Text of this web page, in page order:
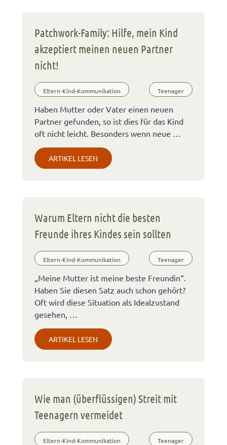
Patchwork-Family: Hilfe, mein Kind
akzeptiert meinen neuen Partner
nicht!
Eltern-Kind-Kommunikation Teenager
Haben Mutter oder Vater einen neuen
Partner gefunden, so ist dies für das Kind
oft nicht leicht. Besonders wenn neue …
ARTIKEL LESEN
Warum Eltern nicht die besten
Freunde ihres Kindes sein sollten
Eltern-Kind-Kommunikation Teenager
„Meine Mutter ist meine beste Freundin“.
Haben Sie diesen Satz auch schon gehört?
Oft wird diese Situation als Idealzustand
gesehen, …
ARTIKEL LESEN
Wie man (überflüssigen) Streit mit
Teenagern vermeidet
Eltern-Kind-Kommunikation Teenager